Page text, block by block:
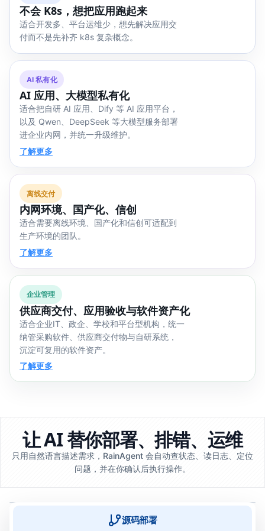
不会 K8s，想把应用跑起来
适合开发多、平台运维少，想先解决应用交
付而不是先补齐 k8s 复杂概念。
AI 私有化
AI 应用、大模型私有化
适合把自研 AI 应用、Dify 等 AI 应用平台，
以及 Qwen、DeepSeek 等大模型服务部署
进企业内网，并统一升级维护。
了解更多
离线交付
内网环境、国产化、信创
适合需要离线环境、国产化和信创可适配到
生产环境的团队。
了解更多
企业管理
供应商交付、应用验收与软件资产化
适合企业IT、政企、学校和平台型机构，统一
纳管采购软件、供应商交付物与自研系统，
沉淀可复用的软件资产。
了解更多
让 AI 替你部署、排错、运维
只用自然语言描述需求，RainAgent 会自动查状态、读日志、定位
问题，并在你确认后执行操作。
源码部署